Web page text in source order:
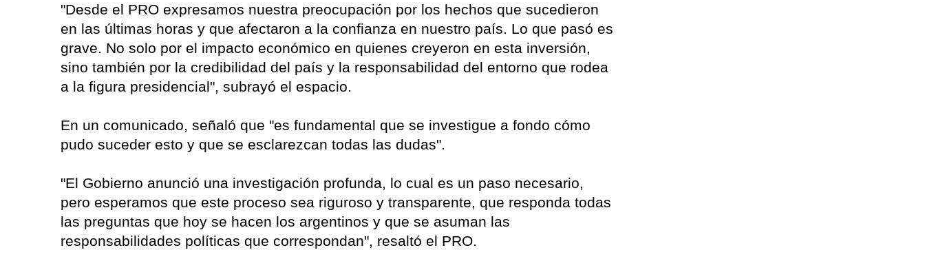
"Desde el PRO expresamos nuestra preocupación por los hechos que sucedieron
en las últimas horas y que afectaron a la confianza en nuestro país. Lo que pasó es
grave. No solo por el impacto económico en quienes creyeron en esta inversión,
sino también por la credibilidad del país y la responsabilidad del entorno que rodea
a la figura presidencial", subrayó el espacio.
En un comunicado, señaló que "es fundamental que se investigue a fondo cómo
pudo suceder esto y que se esclarezcan todas las dudas".
"El Gobierno anunció una investigación profunda, lo cual es un paso necesario,
pero esperamos que este proceso sea riguroso y transparente, que responda todas
las preguntas que hoy se hacen los argentinos y que se asuman las
responsabilidades políticas que correspondan", resaltó el PRO.